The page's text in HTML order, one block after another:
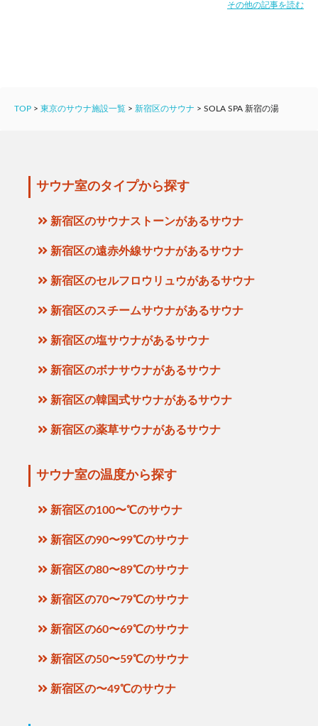
その他の記事を読む
TOP > 東京のサウナ施設一覧 > 新宿区のサウナ > SOLA SPA 新宿の湯
サウナ室のタイプから探す
新宿区のサウナストーンがあるサウナ
新宿区の遠赤外線サウナがあるサウナ
新宿区のセルフロウリュウがあるサウナ
新宿区のスチームサウナがあるサウナ
新宿区の塩サウナがあるサウナ
新宿区のボナサウナがあるサウナ
新宿区の韓国式サウナがあるサウナ
新宿区の薬草サウナがあるサウナ
サウナ室の温度から探す
新宿区の100〜℃のサウナ
新宿区の90〜99℃のサウナ
新宿区の80〜89℃のサウナ
新宿区の70〜79℃のサウナ
新宿区の60〜69℃のサウナ
新宿区の50〜59℃のサウナ
新宿区の〜49℃のサウナ